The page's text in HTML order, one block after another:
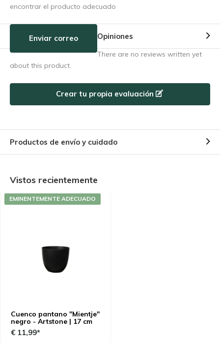
encontrar el producto adecuado
Enviar correo Opiniones
There are no reviews written yet
about this product.
Crear tu propia evaluación
Productos de envío y cuidado
Vistos recientemente
Cuenco pantano "Mientje"
negro - Artstone | 17 cm
EMINENTEMENTE ADECUADO
€ 11,99*